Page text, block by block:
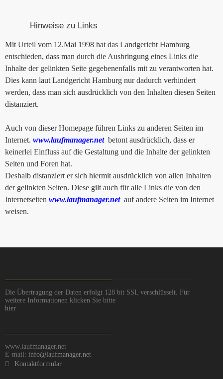
Hinweise zu Links
Mit Urteil vom 12.Mai 1998 hat das Landgericht Hamburg
entschieden, dass man durch die Ausbringung eines Links die
Inhalte der gelinkten Seite gegebenenfalls mit zu verantworten hat.
Dies kann laut Landgericht Hamburg nur dadurch verhindert
werden, dass man sich ausdrücklich von den Inhalten diesen Seiten
distanziert.
Auch von dieser Homepage führen Links zu anderen Seiten im
Internet. www.laufmanager.netbetont ausdrücklich, dass er
keinerlei Einfluss auf die Gestaltung und die Inhalte der gelinkten
Seiten und Foren hat.
Deshalb distanziert er sich hiermit ausdrücklich von allen Inhalten
der gelinkten Seiten. Diese gilt auch für alle Links die von den
Internetseiten www.laufmanager.net auf andere Seiten im Internet
weisen.
Die Übertragung der Daten erfolgt 128 bit SSL verschlüsselt. Für
weitere Informationen klicken Sie bitte
hier
www.laufmanager.net
E-mail: info@laufmanager.net
Kontaktformular